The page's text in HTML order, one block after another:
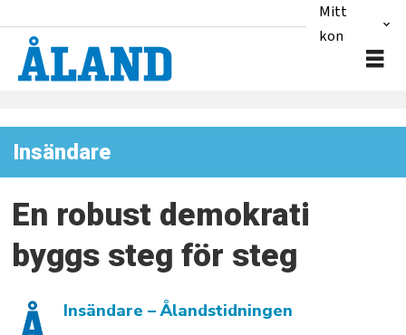
Mitt
konto
Insändare
En robust demokrati
byggs steg för steg
Insändare – Ålandstidningen